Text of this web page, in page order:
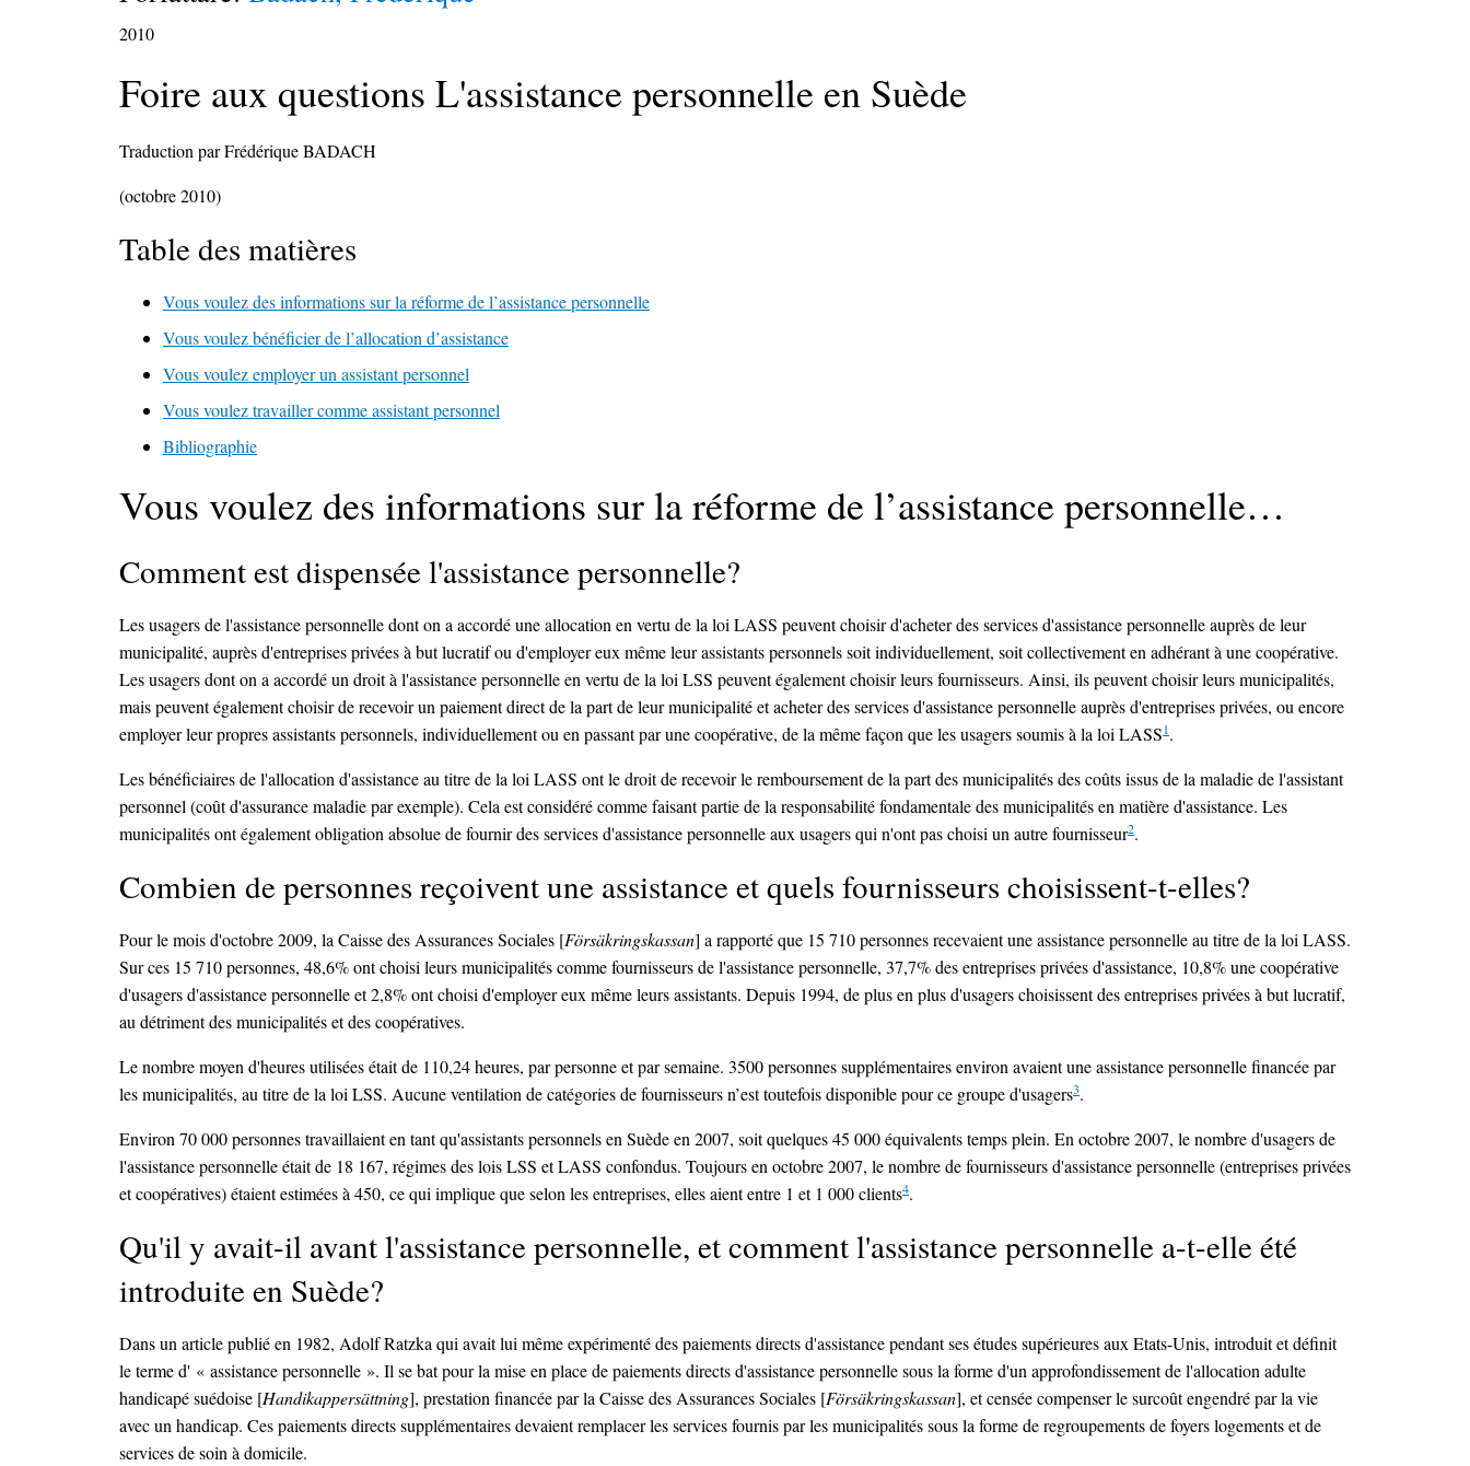
2010
Foire aux questions L'assistance personnelle en Suède
Traduction par Frédérique BADACH
(octobre 2010)
Table des matières
Vous voulez des informations sur la réforme de l’assistance personnelle
Vous voulez bénéficier de l’allocation d’assistance
Vous voulez employer un assistant personnel
Vous voulez travailler comme assistant personnel
Bibliographie
Vous voulez des informations sur la réforme de l’assistance personnelle…
Comment est dispensée l'assistance personnelle?
Les usagers de l'assistance personnelle dont on a accordé une allocation en vertu de la loi LASS peuvent choisir d'acheter des services d'assistance personnelle auprès de leur
municipalité, auprès d'entreprises privées à but lucratif ou d'employer eux même leur assistants personnels soit individuellement, soit collectivement en adhérant à une coopérative.
Les usagers dont on a accordé un droit à l'assistance personnelle en vertu de la loi LSS peuvent également choisir leurs fournisseurs. Ainsi, ils peuvent choisir leurs municipalités,
mais peuvent également choisir de recevoir un paiement direct de la part de leur municipalité et acheter des services d'assistance personnelle auprès d'entreprises privées, ou encore
employer leur propres assistants personnels, individuellement ou en passant par une coopérative, de la même façon que les usagers soumis à la loi LASS1.
Les bénéficiaires de l'allocation d'assistance au titre de la loi LASS ont le droit de recevoir le remboursement de la part des municipalités des coûts issus de la maladie de l'assistant
personnel (coût d'assurance maladie par exemple). Cela est considéré comme faisant partie de la responsabilité fondamentale des municipalités en matière d'assistance. Les
municipalités ont également obligation absolue de fournir des services d'assistance personnelle aux usagers qui n'ont pas choisi un autre fournisseur2.
Combien de personnes reçoivent une assistance et quels fournisseurs choisissent-t-elles?
Pour le mois d'octobre 2009, la Caisse des Assurances Sociales [Försäkringskassan] a rapporté que 15 710 personnes recevaient une assistance personnelle au titre de la loi LASS.
Sur ces 15 710 personnes, 48,6% ont choisi leurs municipalités comme fournisseurs de l'assistance personnelle, 37,7% des entreprises privées d'assistance, 10,8% une coopérative
d'usagers d'assistance personnelle et 2,8% ont choisi d'employer eux même leurs assistants. Depuis 1994, de plus en plus d'usagers choisissent des entreprises privées à but lucratif,
au détriment des municipalités et des coopératives.
Le nombre moyen d'heures utilisées était de 110,24 heures, par personne et par semaine. 3500 personnes supplémentaires environ avaient une assistance personnelle financée par
les municipalités, au titre de la loi LSS. Aucune ventilation de catégories de fournisseurs n’est toutefois disponible pour ce groupe d'usagers3.
Environ 70 000 personnes travaillaient en tant qu'assistants personnels en Suède en 2007, soit quelques 45 000 équivalents temps plein. En octobre 2007, le nombre d'usagers de
l'assistance personnelle était de 18 167, régimes des lois LSS et LASS confondus. Toujours en octobre 2007, le nombre de fournisseurs d'assistance personnelle (entreprises privées
et coopératives) étaient estimées à 450, ce qui implique que selon les entreprises, elles aient entre 1 et 1 000 clients4.
Qu'il y avait-il avant l'assistance personnelle, et comment l'assistance personnelle a-t-elle été
introduite en Suède?
Dans un article publié en 1982, Adolf Ratzka qui avait lui même expérimenté des paiements directs d'assistance pendant ses études supérieures aux Etats-Unis, introduit et définit
le terme d' « assistance personnelle ». Il se bat pour la mise en place de paiements directs d'assistance personnelle sous la forme d'un approfondissement de l'allocation adulte
handicapé suédoise [Handikappersättning], prestation financée par la Caisse des Assurances Sociales [Försäkringskassan], et censée compenser le surcoût engendré par la vie
avec un handicap. Ces paiements directs supplémentaires devaient remplacer les services fournis par les municipalités sous la forme de regroupements de foyers logements et de
services de soin à domicile.